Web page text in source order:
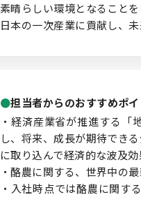
北海道以外
素晴らしい環境となることを
日本の一次産業に貢献し、
担当者からのおすすめポイ
・経済産業省が推進する
し、将来、成長が期待でき
に取り込んで経済的な波及
・酪農に関する、世界中の
・入社時点では酪農に関す